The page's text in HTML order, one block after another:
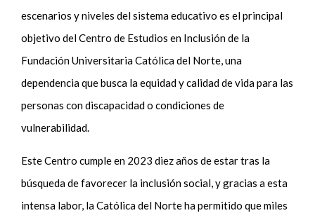
escenarios y niveles del sistema educativo es el principal
objetivo del Centro de Estudios en Inclusión de la
Fundación Universitaria Católica del Norte, una
dependencia que busca la equidad y calidad de vida para las
personas con discapacidad o condiciones de
vulnerabilidad.
Este Centro cumple en 2023 diez años de estar tras la
búsqueda de favorecer la inclusión social, y gracias a esta
intensa labor, la Católica del Norte ha permitido que miles